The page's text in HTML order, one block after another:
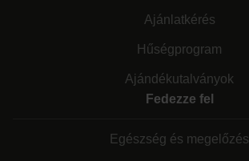
Ajánlatkérés
Hűségprogram
Ajándékutalványok
Fedezze fel
Egészség és megelőzés